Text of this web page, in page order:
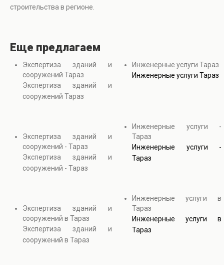
строительства в регионе.
Еще предлагаем
Экспертиза зданий и
сооружений Тараз
Экспертиза зданий и
сооружений Тараз
Экспертиза зданий и
сооружений - Тараз
Экспертиза зданий и
сооружений - Тараз
Экспертиза зданий и
сооружений в Тараз
Экспертиза зданий и
сооружений в Тараз
Инженерные услуги Тараз
Инженерные услуги Тараз
Инженерные услуги -
Тараз
Инженерные услуги -
Тараз
Инженерные услуги в
Тараз
Инженерные услуги в
Тараз